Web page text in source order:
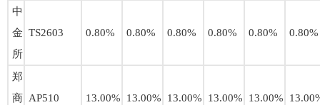
中
金
所
TS2603 0.80% 0.80% 0.80% 0.80% 0.80% 0.80%
郑
商 AP510 13.00% 13.00% 13.00% 13.00% 13.00%